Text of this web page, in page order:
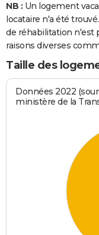
NB : Un logement
locataire n'a été
de réhabilitation n'est
raisons diverses
Taille des
Données 2022
ministère de la